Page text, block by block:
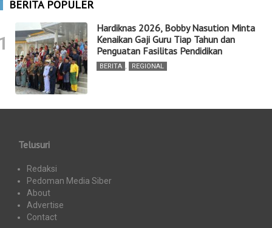
BERITA POPULER
Hardiknas 2026, Bobby Nasution Minta
Kenaikan Gaji Guru Tiap Tahun dan
Penguatan Fasilitas Pendidikan
BERITA REGIONAL
Telusuri
Redaksi
Pedoman Media Siber
About
Advertise
Contact